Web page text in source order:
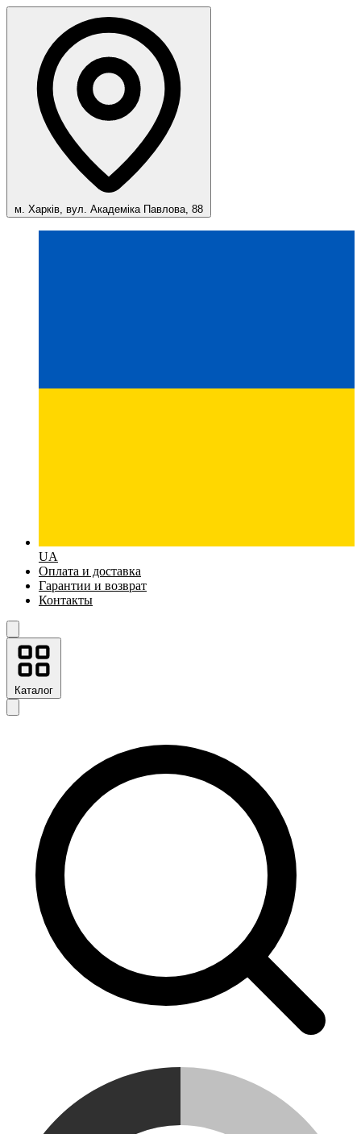
м. Харків, вул. Академіка Павлова, 88
UA
Оплата и доставка
Гарантии и возврат
Контакты
Каталог